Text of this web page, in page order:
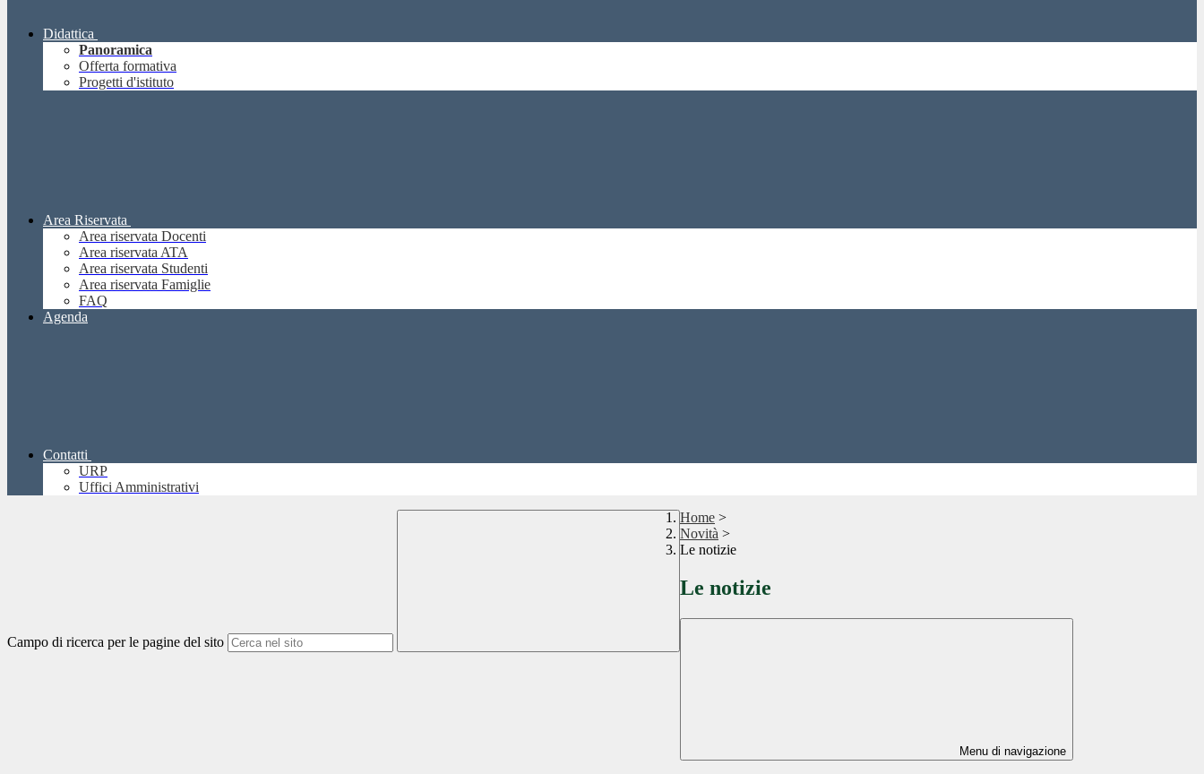
Didattica
Panoramica
Offerta formativa
Progetti d'istituto
Area Riservata
Area riservata Docenti
Area riservata ATA
Area riservata Studenti
Area riservata Famiglie
FAQ
Agenda
Contatti
URP
Uffici Amministrativi
Campo di ricerca per le pagine del sito
Home >
Novità >
Le notizie
Le notizie
Menu di navigazione